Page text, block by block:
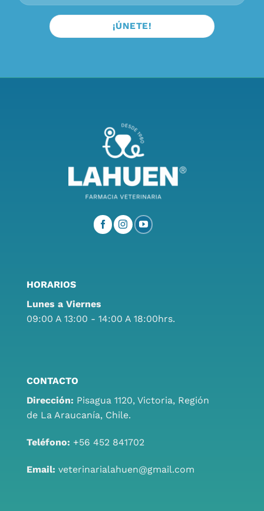
HORARIOS
Lunes a Viernes
09:00 A 13:00 - 14:00 A 18:00hrs.
CONTACTO
Dirección: Pisagua 1120, Victoria, Región
de La Araucanía, Chile.
Teléfono: +56 452 841702
Email: veterinarialahuen@gmail.com